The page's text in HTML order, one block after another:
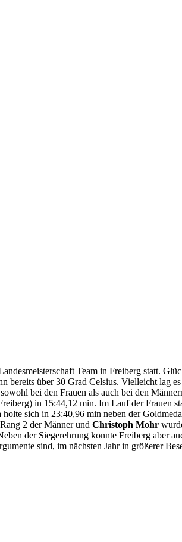
Team in Freiberg statt.
bereits über 30 Grad Celsius. Vielleicht lag
bei den Frauen als auch bei den
in 15:44,12 min. Im Lauf der Frauen
sich in 23:40,96 min neben der
2 der Männer undChristoph Mohr
der Siegerehrung konnte Freiberg aber
sind, im nächsten Jahr in größerer